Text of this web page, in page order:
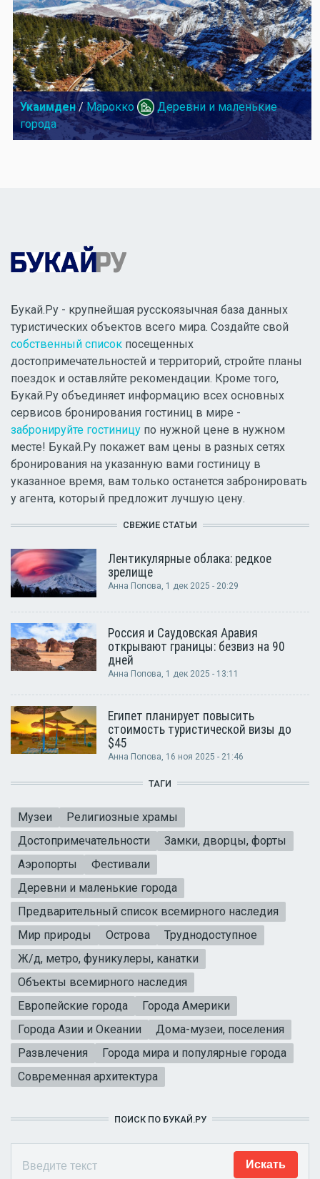
Укаимден/ Марокко
Деревни и маленькие
города
Букай.Ру - крупнейшая русскоязычная база данных
туристических объектов всего мира. Создайте свой
собственный список посещенных
достопримечательностей и территорий, стройте планы
поездок и оставляйте рекомендации. Кроме того,
Букай.Ру объединяет информацию всех основных
сервисов бронирования гостиниц в мире -
забронируйте гостиницу по нужной цене в нужном
месте! Букай.Ру покажет вам цены в разных сетях
бронирования на указанную вами гостиницу в
указанное время, вам только останется забронировать
у агента, который предложит лучшую цену.
СВЕЖИЕ СТАТЬИ
Лентикулярные облака: редкое
зрелище
Анна Попова, 1 дек 2025 - 20:29
Россия и Саудовская Аравия
открывают границы: безвиз на 90
дней
Анна Попова, 1 дек 2025 - 13:11
Египет планирует повысить
стоимость туристической визы до
$45
Анна Попова, 16 ноя 2025 - 21:46
ТАГИ
Музеи
Религиозные храмы
Достопримечательности
Замки, дворцы, форты
Аэропорты
Фестивали
Деревни и маленькие города
Предварительный список всемирного наследия
Мир природы
Острова
Труднодоступное
Ж/д, метро, фуникулеры, канатки
Объекты всемирного наследия
Европейские города
Города Америки
Города Азии и Океании
Дома-музеи, поселения
Развлечения
Города мира и популярные города
Современная архитектура
ПОИСК ПО БУКАЙ.РУ